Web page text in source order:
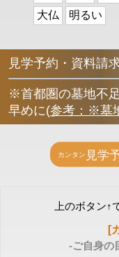
大仏
明るい
見学予約・資料請
※首都圏の墓地不
早めに(参考：※墓
上のボタン↑
[
-ご自身の